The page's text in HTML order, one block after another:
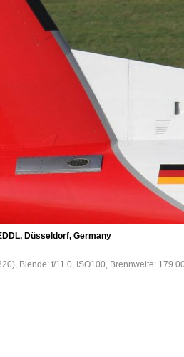
Düsseldorf, Germany
Blende: f/11.0, ISO100, Brennweite: